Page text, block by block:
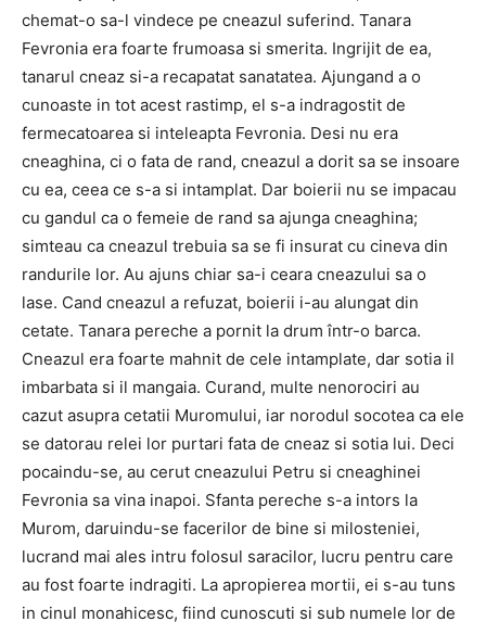
chemat-o sa-l vindece pe cneazul suferind. Tanara
Fevronia era foarte frumoasa si smerita. Ingrijit de ea,
tanarul cneaz si-a recapatat sanatatea. Ajungand a o
cunoaste in tot acest rastimp, el s-a indragostit de
fermecatoarea si inteleapta Fevronia. Desi nu era
cneaghina, ci o fata de rand, cneazul a dorit sa se insoare
cu ea, ceea ce s-a si intamplat. Dar boierii nu se impacau
cu gandul ca o femeie de rand sa ajunga cneaghina;
simteau ca cneazul trebuia sa se fi insurat cu cineva din
randurile lor. Au ajuns chiar sa-i ceara cneazului sa o
lase. Cand cneazul a refuzat, boierii i-au alungat din
cetate. Tanara pereche a pornit la drum într-o barca.
Cneazul era foarte mahnit de cele intamplate, dar sotia il
imbarbata si il mangaia. Curand, multe nenorociri au
cazut asupra cetatii Muromului, iar norodul socotea ca ele
se datorau relei lor purtari fata de cneaz si sotia lui. Deci
pocaindu-se, au cerut cneazului Petru si cneaghinei
Fevronia sa vina inapoi. Sfanta pereche s-a intors la
Murom, daruindu-se facerilor de bine si milosteniei,
lucrand mai ales intru folosul saracilor, lucru pentru care
au fost foarte indragiti. La apropierea mortii, ei s-au tuns
in cinul monahicesc, fiind cunoscuti si sub numele lor de